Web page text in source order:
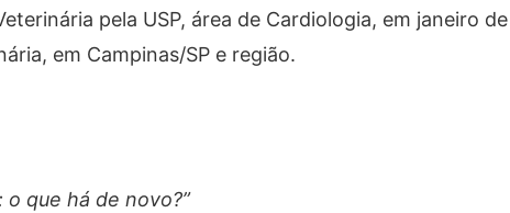
pela USP, área de Cardiologia, em janeiro
em Campinas/SP e região.
o que há de novo?”